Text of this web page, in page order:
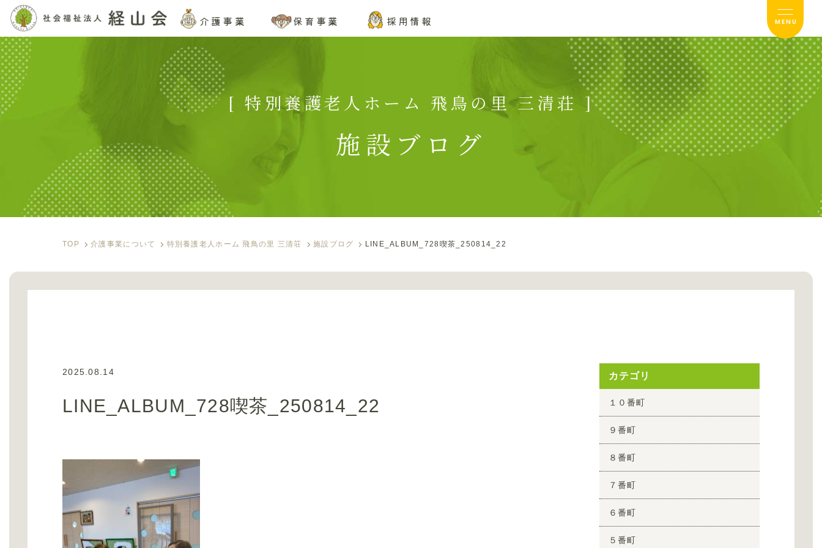
介護事業 保育事業 採用情報 MENU
[ 特別養護老人ホーム 飛鳥の里 三清荘 ]
施設ブログ
TOP 介護事業について 特別養護老人ホーム 飛鳥の里 三清荘 施設ブログ LINE_ALBUM_728喫茶_250814_22
2025.08.14
LINE_ALBUM_728喫茶_250814_22
カテゴリ
１０番町
９番町
８番町
７番町
６番町
５番町